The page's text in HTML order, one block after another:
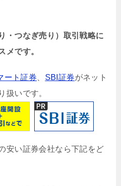
・つなぎ売り）取引戦略に
メです。
ート証券 SBI証券がネット
扱いです。
安い証券会社なら下記をど